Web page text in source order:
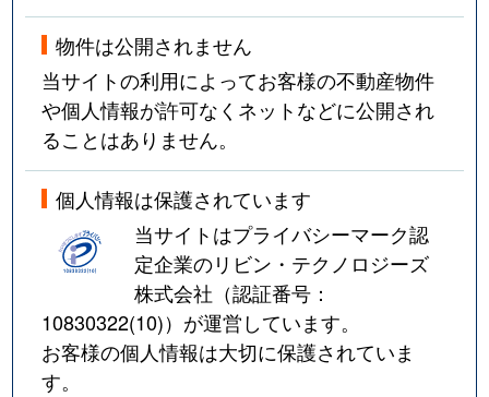
物件は公開されません
当サイトの利用によってお客様の不動産物件
や個人情報が許可なくネットなどに公開され
ることはありません。
個人情報は保護されています
当サイトはプライバシーマーク認
定企業のリビン・テクノロジーズ
株式会社（認証番号：
10830322(10)）が運営しています。
お客様の個人情報は大切に保護されていま
す。